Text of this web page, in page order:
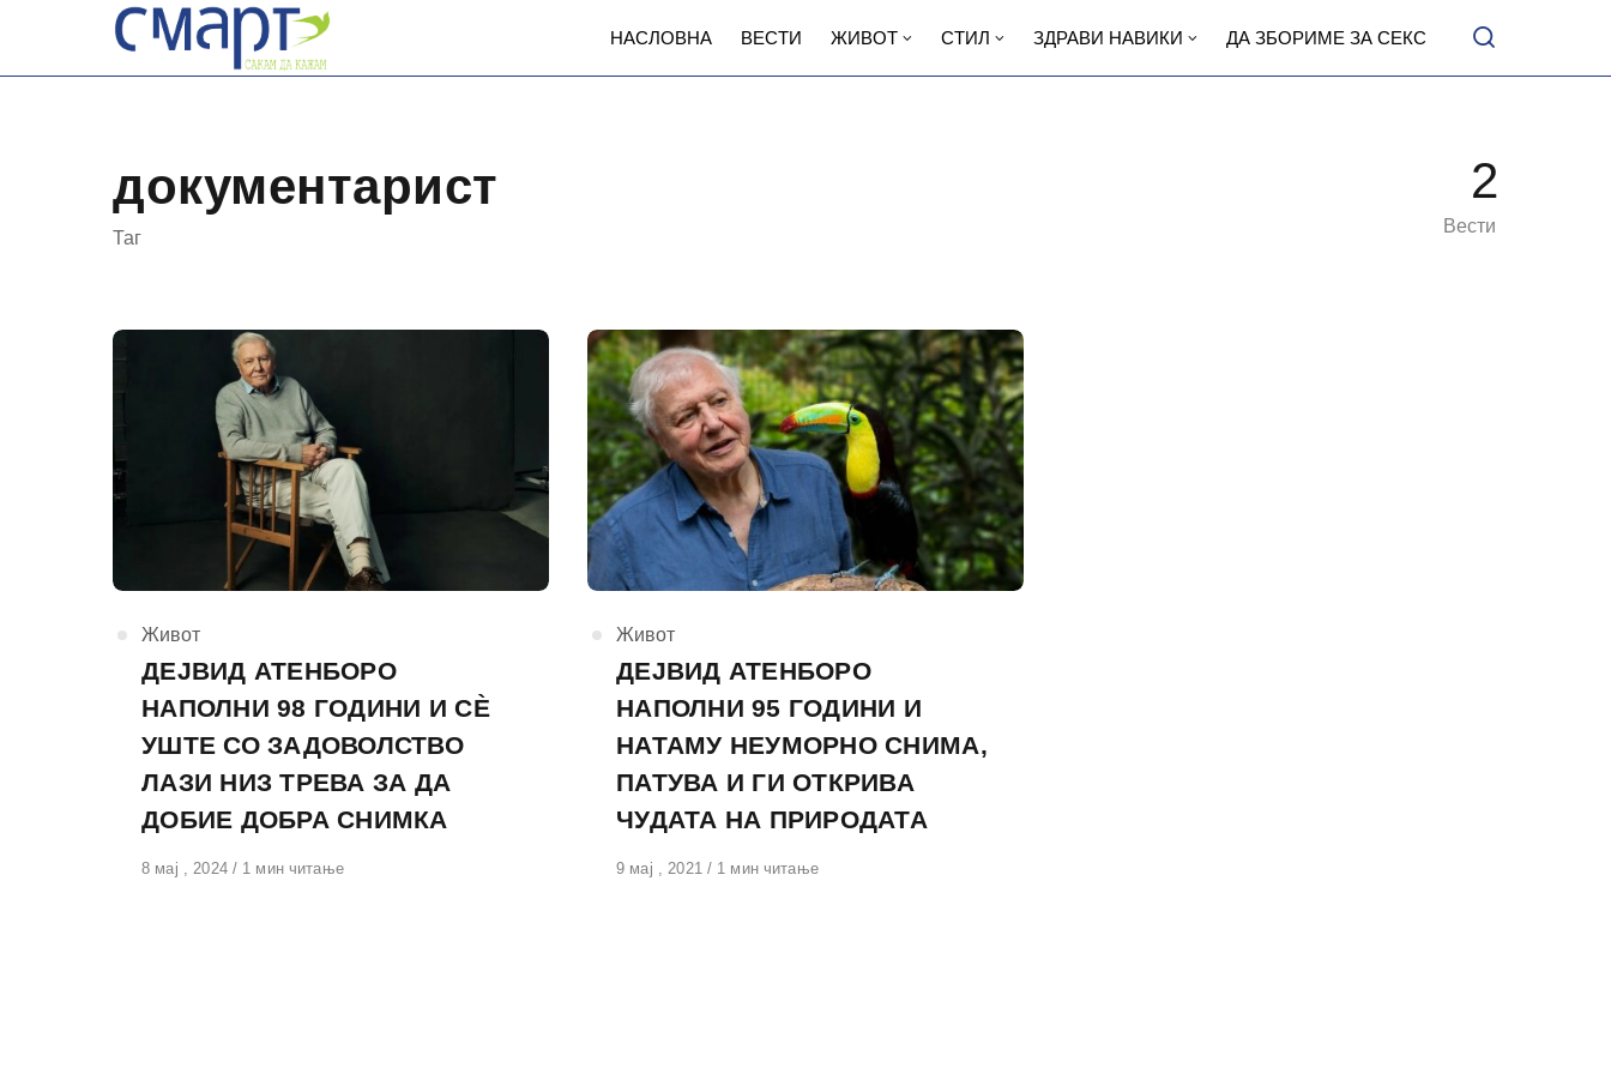
content
НАСЛОВНА ВЕСТИ ЖИВОТ СТИЛ ЗДРАВИ НАВИКИ ДА ЗБОРИМЕ ЗА СЕКС
документарист
Таг
2
Вести
КАтегорија
Живот
ДЕЈВИД АТЕНБОРО
НАПОЛНИ 98 ГОДИНИ И СÈ
УШТЕ СО ЗАДОВОЛСТВО
ЛАЗИ НИЗ ТРЕВА ЗА ДА
ДОБИЕ ДОБРА СНИМКА
Објавено
8 мај , 2024 1 мин читање
КАтегорија
Живот
ДЕЈВИД АТЕНБОРО
НАПОЛНИ 95 ГОДИНИ И
НАТАМУ НЕУМОРНО СНИМА,
ПАТУВА И ГИ ОТКРИВА
ЧУДАТА НА ПРИРОДАТА
Објавено
9 мај , 2021 1 мин читање